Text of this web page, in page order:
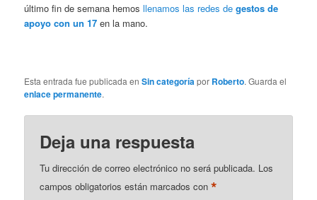
último fin de semana hemosllenamos las redes de gestos de
apoyo con un 17 en la mano.
Esta entrada fue publicada enSin categoríapor Roberto. Guarda el
enlace permanente.
Deja una respuesta
Tu dirección de correo electrónico no será publicada. Los
campos obligatorios están marcados con*